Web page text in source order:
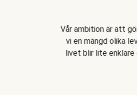
Vår ambition är att
vi en mängd olika
livet blir lite enklare